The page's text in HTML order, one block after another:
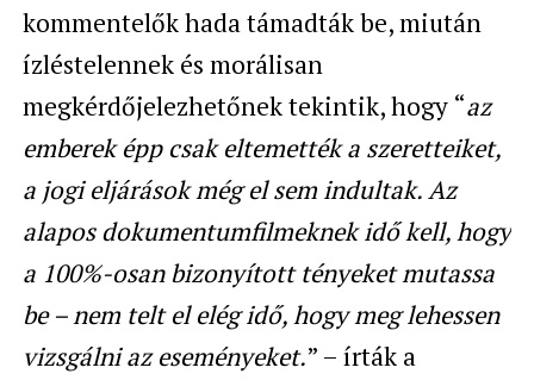
kommentelők hada támadták be, miután
ízléstelennek és morálisan
megkérdőjelezhetőnek tekintik, hogy “az
emberek épp csak eltemették a szeretteiket,
a jogi eljárások még el sem indultak. Az
alapos dokumentumfilmeknek idő kell, hogy
a 100%-osan bizonyított tényeket mutassa
be – nem telt el elég idő, hogy meg lehessen
vizsgálni az eseményeket.” – írták a